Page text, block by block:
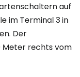
auf
im Terminal 3 in
Der
Meter rechts vom